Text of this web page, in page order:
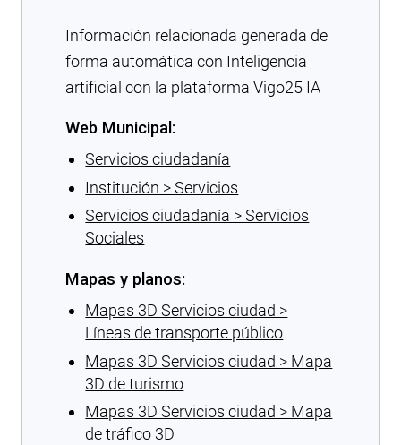
Información relacionada generada de
forma automática con Inteligencia
artificial con la plataforma Vigo25 IA
Web Municipal:
Servicios ciudadanía
Institución > Servicios
Servicios ciudadanía > Servicios
Sociales
Mapas y planos:
Mapas 3D Servicios ciudad >
Líneas de transporte público
Mapas 3D Servicios ciudad > Mapa
3D de turismo
Mapas 3D Servicios ciudad > Mapa
de tráfico 3D